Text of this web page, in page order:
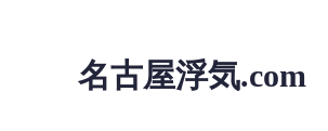
名古屋浮気.com